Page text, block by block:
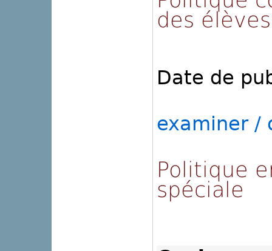
des élèves
Date de
examiner /
Politique
spéciale